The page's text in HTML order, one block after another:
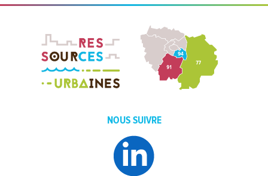
NOUS SUIVRE